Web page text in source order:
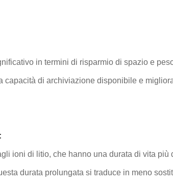
in termini di risparmio di spazio e
di archiviazione disponibile e
ioni di litio, che hanno una durata di vita più
durata prolungata si traduce in meno